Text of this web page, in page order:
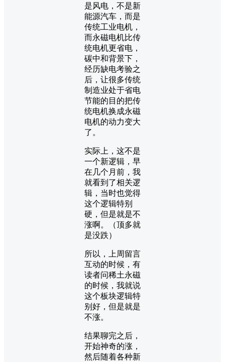
是风电，不是新
能源汽车，而是
传统工业电机，
而永磁电机比传
统电机更省电，
碳中和背景下，
经历缺电考验之
后，让很多传统
制造业处于省电
节能的目的把传
统电机换成永磁
电机的动力变大
了。
实际上，这不是
一个新逻辑，早
在几个月前，我
就看到了相关逻
辑，当时也觉得
这个逻辑特别
硬，但是就是不
涨啊。（顶多就
是没跌）
所以，上周留言
互动的时候，有
读者问稀土永磁
的时候，我就说
这个板块逻辑特
别好，但是就是
不涨。
结果聊完之后，
开始神奇的涨，
然后随着各种新